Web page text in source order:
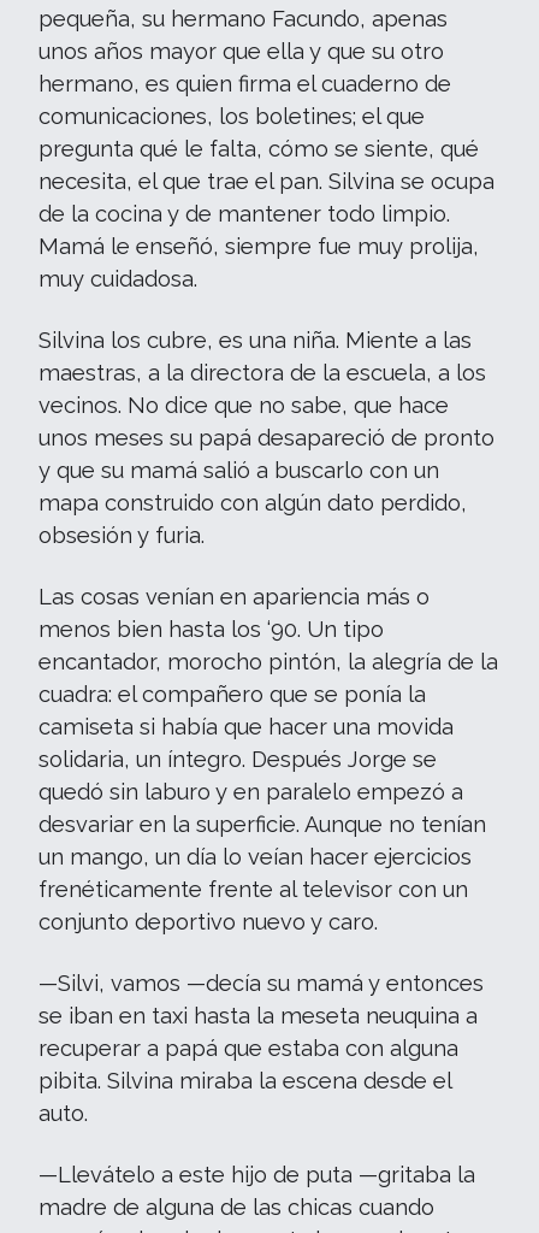
pequeña, su hermano Facundo, apenas
unos años mayor que ella y que su otro
hermano, es quien firma el cuaderno de
comunicaciones, los boletines; el que
pregunta qué le falta, cómo se siente, qué
necesita, el que trae el pan. Silvina se ocupa
de la cocina y de mantener todo limpio.
Mamá le enseñó, siempre fue muy prolija,
muy cuidadosa.
Silvina los cubre, es una niña. Miente a las
maestras, a la directora de la escuela, a los
vecinos. No dice que no sabe, que hace
unos meses su papá desapareció de pronto
y que su mamá salió a buscarlo con un
mapa construido con algún dato perdido,
obsesión y furia.
Las cosas venían en apariencia más o
menos bien hasta los ‘90. Un tipo
encantador, morocho pintón, la alegría de la
cuadra: el compañero que se ponía la
camiseta si había que hacer una movida
solidaria, un íntegro. Después Jorge se
quedó sin laburo y en paralelo empezó a
desvariar en la superficie. Aunque no tenían
un mango, un día lo veían hacer ejercicios
frenéticamente frente al televisor con un
conjunto deportivo nuevo y caro.
—Silvi, vamos —decía su mamá y entonces
se iban en taxi hasta la meseta neuquina a
recuperar a papá que estaba con alguna
pibita. Silvina miraba la escena desde el
auto.
—Llevátelo a este hijo de puta —gritaba la
madre de alguna de las chicas cuando